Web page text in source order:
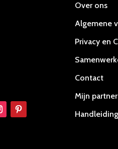
Over ons
Algemene
Privacy en
Contact
Mijn partner